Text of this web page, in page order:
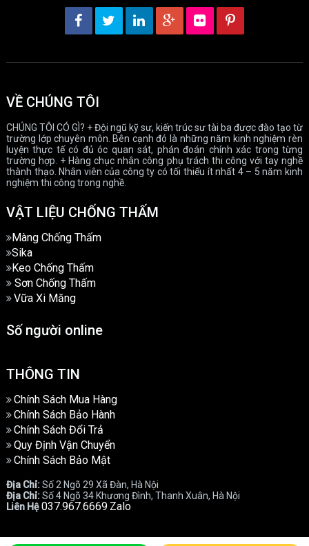
VỀ CHÚNG TÔI
CHÚNG TÔI CÓ GÌ? + Đội ngũ kỹ sư, kiến trúc sư tài ba được đào tạo từ
trường lớp chuyên môn. Bên cạnh đó là những năm kinh nghiệm rèn
luyện thực tế có đủ óc quan sát, phán đoán chính xác trong từng
trường hợp. + Hàng chục nhân công phụ trách thi công với tay nghề
thành thạo. Nhân viên của công ty có tối thiểu ít nhất 4 – 5 năm kinh
nghiệm thi công trong nghề.
VẬT LIỆU CHỐNG THẤM
Màng Chống Thấm
Sika
Keo Chống Thấm
Sơn Chống Thấm
Vữa Xi Măng
Số người online
THÔNG TIN
Chính Sách Mua Hàng
Chính Sách Bảo Hành
Chính Sách Đổi Trả
Quy Định Vận Chuyển
Chính Sách Bảo Mật
Địa Chỉ:Số 2 Ngõ 29 Xã Đàn, Hà Nội
Địa Chỉ:Số 4 Ngõ 34 Khương Đình, Thanh Xuân, Hà Nội
Liên Hệ037.967.6669 Zalo